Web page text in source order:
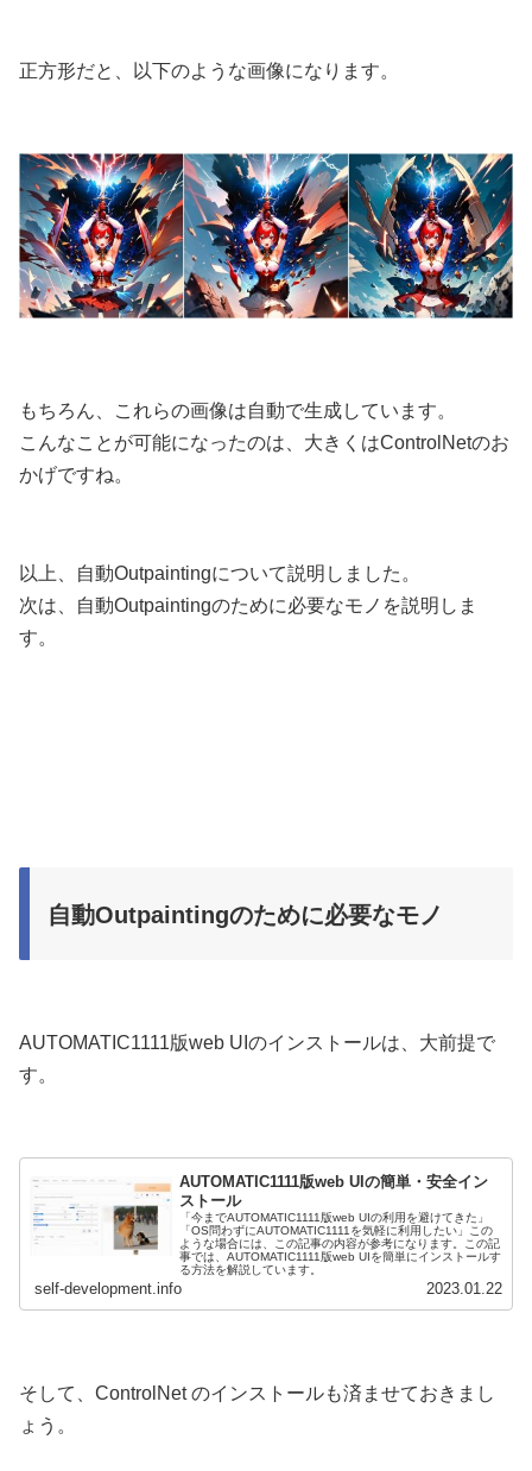
正方形だと、以下のような画像になります。
もちろん、これらの画像は自動で生成しています。
こんなことが可能になったのは、大きくはControlNetのお
かげですね。
以上、自動Outpaintingについて説明しました。
次は、自動Outpaintingのために必要なモノを説明しま
す。
自動Outpaintingのために必要なモノ
AUTOMATIC1111版web UIのインストールは、大前提で
す。
AUTOMATIC1111版web UIの簡単・安全イン
ストール
「今までAUTOMATIC1111版web UIの利用を避けてきた」
「OS問わずにAUTOMATIC1111を気軽に利用したい」この
ような場合には、この記事の内容が参考になります。この記
事では、AUTOMATIC1111版web UIを簡単にインストールす
る方法を解説しています。
self-development.info 2023.01.22
そして、ControlNet のインストールも済ませておきまし
ょう。